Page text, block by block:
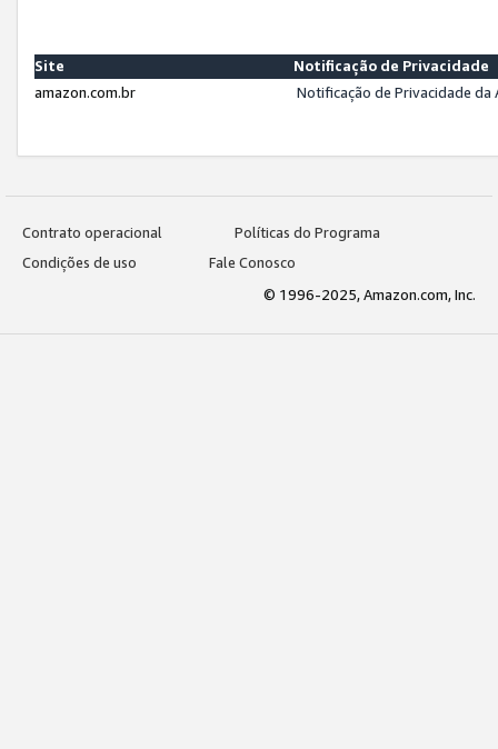
Site
Notificação de Privacidade
amazon.com.br
Notificação de Privacidade
Contrato operacional
Políticas do Programa
Condições de uso
Fale Conosco
© 1996-2025, Amazon.com, Inc.